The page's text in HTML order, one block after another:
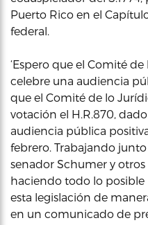
Puerto Rico en el
federal.
‘Espero que el Comité
celebre una audiencia
que el Comité de lo
votación el H.R.870,
audiencia pública
febrero. Trabajando
senador Schumer y
haciendo todo lo
esta legislación de
en un comunicado de